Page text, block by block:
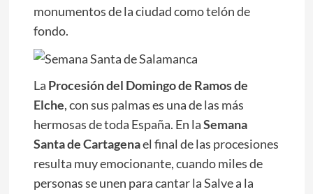
monumentos de la ciudad como telón de
fondo.
La Procesión del Domingo de Ramos de
Elche, con sus palmas es una de las más
hermosas de toda España. En laSemana
Santa de Cartagenael final de las procesiones
resulta muy emocionante, cuando miles de
personas se unen para cantar la Salve a la